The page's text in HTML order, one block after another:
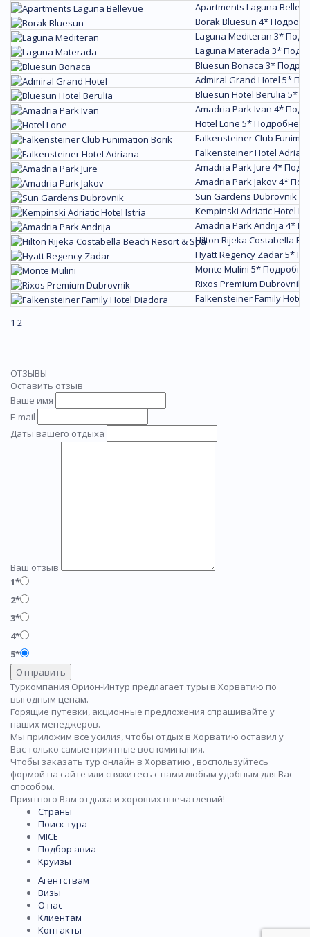
Apartments Laguna
Borak Bluesun 4*
Laguna Mediteran 3*
Laguna Materada 3*
Bluesun Bonaca 3*
Admiral Grand Hotel 5*
Bluesun Hotel Berulia 5*
Amadria Park Ivan 4*
Hotel Lone 5*Подробнее
Falkensteiner Club
Falkensteiner Hotel
Amadria Park Jure 4*
Amadria Park Jakov 4*
Sun Gardens Dubrovnik 5*
Kempinski Adriatic Hotel
Amadria Park Andrija 4*
Hilton Rijeka Costabella
Hyatt Regency Zadar 5*
Monte Mulini 5*
Rixos Premium Dubrovnik
Falkensteiner Family Hotel
1 2
ОТЗЫВЫ
Оставить отзыв
Ваше имя
E-mail
Даты вашего отдыха
Ваш отзыв
1*
2*
3*
4*
5*
Отправить
Туркомпания Орион-Интур предлагает туры в Хорватию по
выгодным ценам.
Горящие путевки, акционные предложения спрашивайте у
наших менеджеров.
Мы приложим все усилия, чтобы отдых в Хорватию оставил у
Вас только самые приятные воспоминания.
Чтобы заказать тур онлайн в Хорватию , воспользуйтесь
формой на сайте или свяжитесь с нами любым удобным для Вас
способом.
Приятного Вам отдыха и хороших впечатлений!
Страны
Поиск тура
MICE
Подбор авиа
Круизы
Агентствам
Визы
О нас
Клиентам
Контакты